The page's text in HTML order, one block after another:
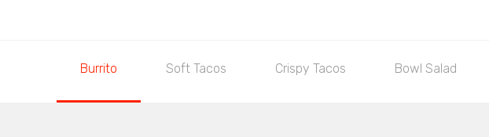
Burrito Soft Tacos Crispy Tacos Bowl Salad